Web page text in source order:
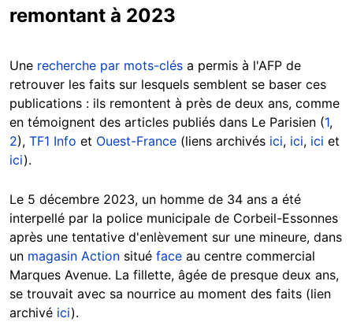
remontant à 2023
Une recherche par mots-clés a permis à l'AFP de
retrouver les faits sur lesquels semblent se baser ces
publications : ils remontent à près de deux ans, comme
en témoignent des articles publiés dans Le Parisien (1,
2), TF1 Info et Ouest-France (liens archivés ici, ici, ici et
ici).
Le 5 décembre 2023, un homme de 34 ans a été
interpellé par la police municipale de Corbeil-Essonnes
après une tentative d'enlèvement sur une mineure, dans
un magasin Action situé face au centre commercial
Marques Avenue. La fillette, âgée de presque deux ans,
se trouvait avec sa nourrice au moment des faits (lien
archivé ici).